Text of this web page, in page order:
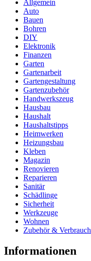
Allgemein
Auto
Bauen
Bohren
DIY
Elektronik
Finanzen
Garten
Gartenarbeit
Gartengestaltung
Gartenzubehör
Handwerkszeug
Hausbau
Haushalt
Haushaltstipps
Heimwerken
Heizungsbau
Kleben
Magazin
Renovieren
Reparieren
Sanitär
Schädlinge
Sicherheit
Werkzeuge
Wohnen
Zubehör &
Informationen